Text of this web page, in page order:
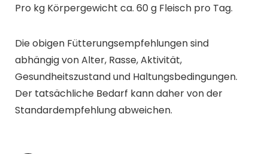
Pro kg Körpergewicht ca. 60 g Fleisch pro Tag.
Die obigen Fütterungsempfehlungen sind
abhängig von Alter, Rasse, Aktivität,
Gesundheitszustand und Haltungsbedingungen.
Der tatsächliche Bedarf kann daher von der
Standardempfehlung abweichen.